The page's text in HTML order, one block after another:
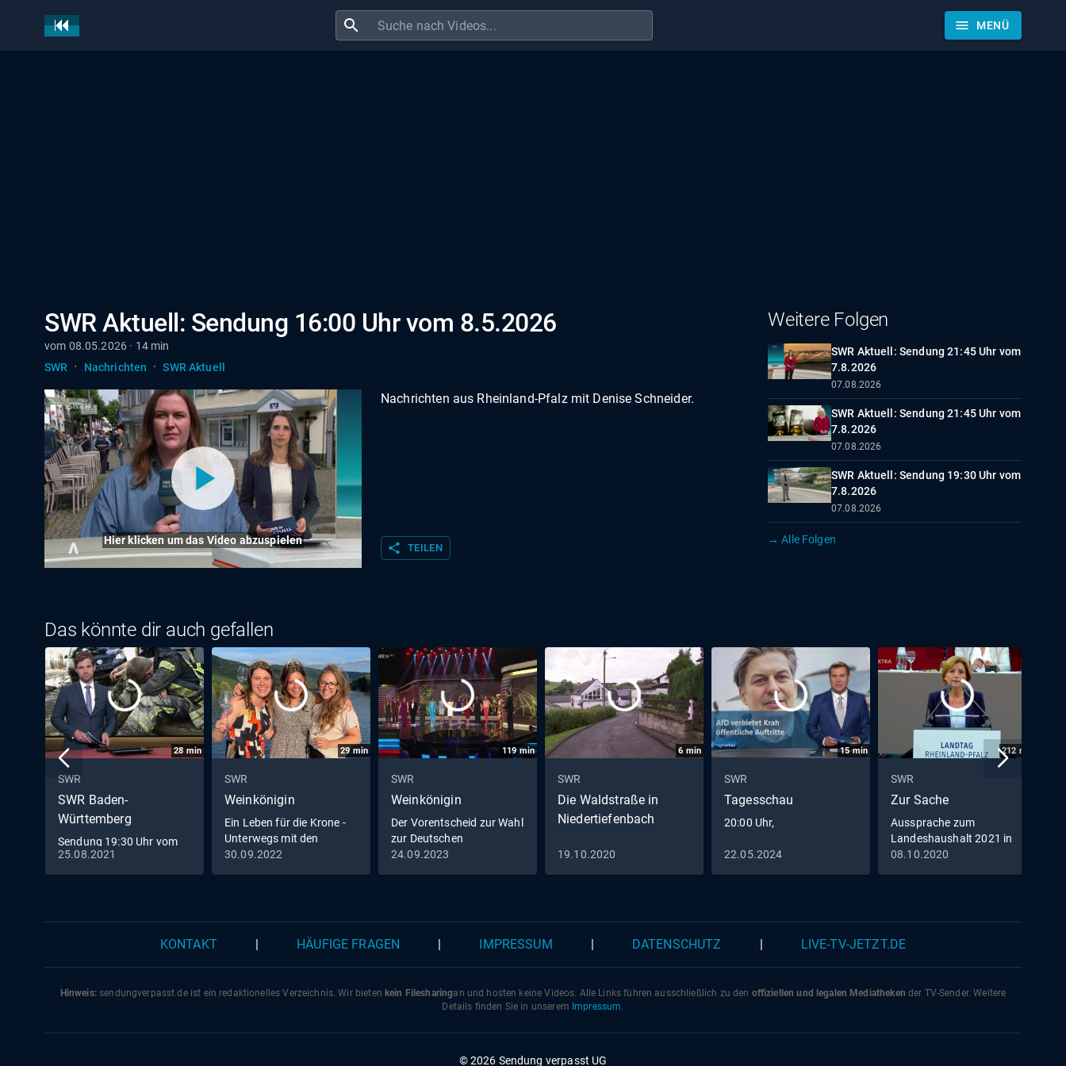
search menu MENÜ
SWR Aktuell: Sendung 16:00 Uhr vom 8.5.2026
vom 08.05.2026 · 14 min
SWR
· Nachrichten · SWR Aktuell
Hier klicken um das Video abzuspielen
Nachrichten aus Rheinland-Pfalz mit Denise Schneider.
share TEILEN
Weitere Folgen
SWR Aktuell: Sendung 21:45 Uhr vom
7.8.2026
07.08.2026
SWR Aktuell: Sendung 21:45 Uhr vom
7.8.2026
07.08.2026
SWR Aktuell: Sendung 19:30 Uhr vom
7.8.2026
07.08.2026
→ Alle Folgen
Das könnte dir auch gefallen
28 min
SWR
SWR Baden-
Württemberg
Sendung 19:30 Uhr vom
25.8.2021
25.08.2021
29min
SWR
Weinkönigin
Ein Leben für die Krone -
Unterwegs mit den
Weinköniginnen
30.09.2022
119min
SWR
Weinkönigin
Der Vorentscheid zur Wahl
zur Deutschen
Weinkönigin 2023
24.09.2023
6 min
SWR
Die Waldstraße in
Niedertiefenbach
19.10.2020
15min
SWR
Tagesschau
20:00 Uhr,
22.05.2024
212 min
SWR
Zur Sache
Aussprache zum
Landeshaushalt 2021 in
Rheinland-Pfalz
08.10.2020
KONTAKT HÄUFIGE FRAGEN IMPRESSUM DATENSCHUTZ LIVE-TV-JETZT.DE
Hinweis:sendungverpasst.deist ein redaktionelles Verzeichnis. Wir bieten kein Filesharingan und hosten keine Videos. Alle Links führen ausschließlich zu den offiziellen und legalen Mediatheken der TV-Sender. Weitere
Details finden Sie in unserem Impressum.
© 2026 Sendung verpasst UG